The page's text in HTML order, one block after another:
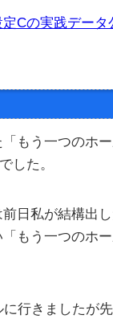
定Cの実践デー
もう一つのホ
した。
日私が結構出
もう一つのホ
行きましたが